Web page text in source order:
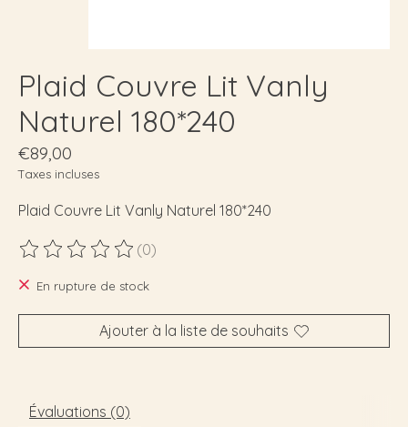
Plaid Couvre Lit Vanly
Naturel 180*240
€89,00
Taxes incluses
Plaid Couvre Lit Vanly Naturel 180*240
Ce produit est évalué à
(0)
En rupture de stock
Ajouter à la liste de souhaits
Évaluations (0)